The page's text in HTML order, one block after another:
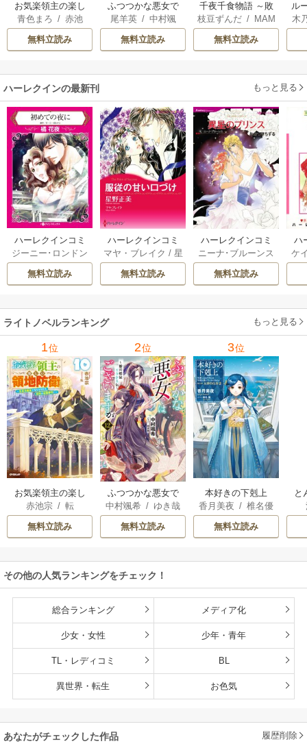
お気楽領主の楽し
い領地防衛
青色まろ / 赤池
宗/転
無料立読み
ふつつかな悪女で
はございますが ～
雛宮蝶鼠とりかえ
伝～
尾羊英/ 中村颯
希
/ ゆき哉
無料立読み
千夜千食物語 ～敗
国の姫ですが氷の
皇子殿下がどうも
溺愛してくれてい
枝豆ずんだ/ MAM
AKOTO / 鴉羽凛燈
無料立読み
ル
令
木
ハーレクインの最新刊 もっと見る
ハーレクインコミ
ックス セット 202
6年 vol.1064 1巻
ジーニー･ロンドン
橘花夜 / メアリ
ー･ライアンズ
ーガン/星合操/ア
ン･ウィール/ 津寺
里可子
無料立読み
ハーレクインコミ
ックス セット 202
6年 vol.1002 1巻
マヤ・ブレイク / 星
野正美/
ヘレン･ブ
ルックス/のわきね
ウェイ/一重夕子
無料立読み
ハーレクインコミ
ックス セット 202
6年 vol.1063 1巻
ニーナ･ブルーンス
おおつきちずる
レベッカ･ヨーク
ーディ/海野みつる
サラ･ウッド/流
水凛子
無料立読み
ハ
ッ
ケ
ザ
ライトノベルランキング もっと見る
1位
お気楽領主の楽し
い領地防衛
赤池宗/ 転
無料立読み
2位
ふつつかな悪女で
はございますが
中村颯希 / ゆき哉
無料立読み
3位
本好きの下剋上
香月美夜 /椎名優
無料立読み
と
その他の人気ランキングをチェック！
総合ランキング メディア化
少女・女性 少年・青年
TL・レディコミ BL
異世界・転生 お色気
あなたがチェックした作品 履歴削除